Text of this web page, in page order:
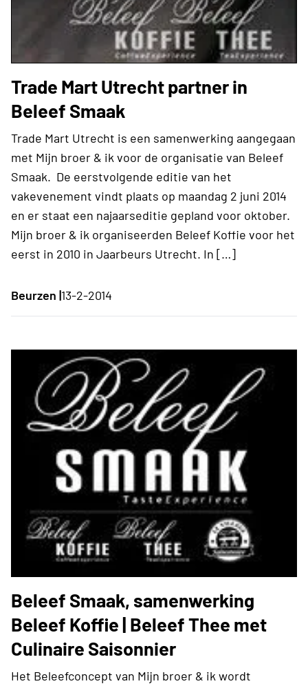
Trade Mart Utrecht partner in
Beleef Smaak
Trade Mart Utrecht is een samenwerking aangegaan
met Mijn broer & ik voor de organisatie van Beleef
Smaak. De eerstvolgende editie van het
vakevenement vindt plaats op maandag 2 juni 2014
en er staat een najaarseditie gepland voor oktober.
Mijn broer & ik organiseerden Beleef Koffie voor het
eerst in 2010 in Jaarbeurs Utrecht. In […]
Beurzen |13-2-2014
Beleef Smaak, samenwerking
Beleef Koffie | Beleef Thee met
Culinaire Saisonnier
Het Beleefconcept van Mijn broer & ik wordt